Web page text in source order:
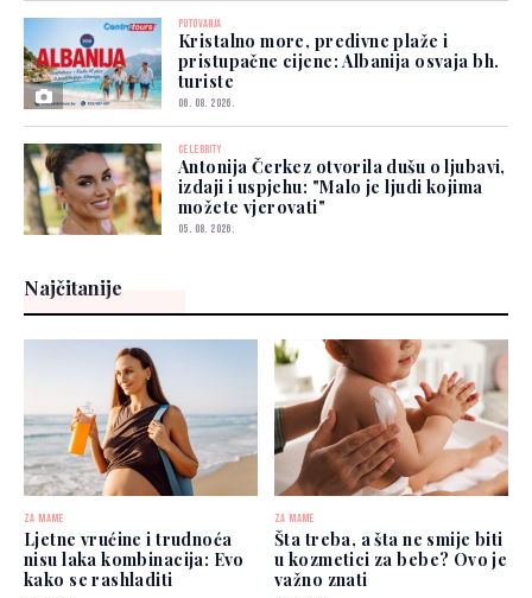
PUTOVANJA
Kristalno more, predivne plaže i
pristupačne cijene: Albanija osvaja bh.
turiste
06. 08. 2026.
CELEBRITY
Antonija Čerkez otvorila dušu o ljubavi,
izdaji i uspjehu: "Malo je ljudi kojima
možete vjerovati"
05. 08. 2026.
Najčitanije
ZA MAME
Ljetne vrućine i trudnoća
nisu laka kombinacija: Evo
kako se rashladiti
ZA MAME
Šta treba, a šta ne smije biti
u kozmetici za bebe? Ovo je
važno znati